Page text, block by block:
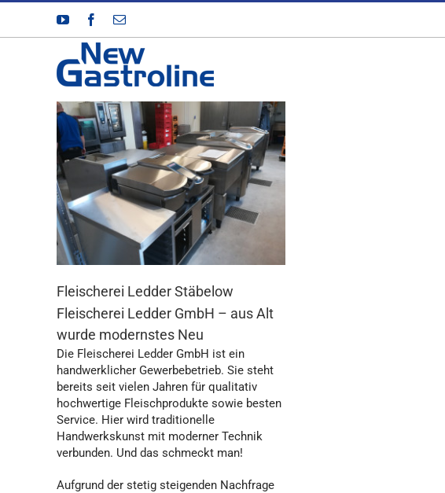
Zum
springen
YouTubeFacebook
E-
Fleischerei Ledder Stäbelow
Fleischerei Ledder GmbH – aus Alt
wurde modernstes Neu
Die Fleischerei Ledder GmbH ist ein
handwerklicher Gewerbebetrieb. Sie steht
bereits seit vielen Jahren für qualitativ
hochwertige Fleischprodukte sowie besten
Service. Hier wird traditionelle
Handwerkskunst mit moderner Technik
verbunden. Und das schmeckt man!
Aufgrund der stetig steigenden Nachfrage